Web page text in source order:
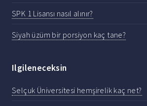
SPK 1 Lisansı nasıl alınır?
Siyah üzüm bir porsiyon kaç tane?
Ilgileneceksin
Selçuk Üniversitesi hemşirelik kaç net?